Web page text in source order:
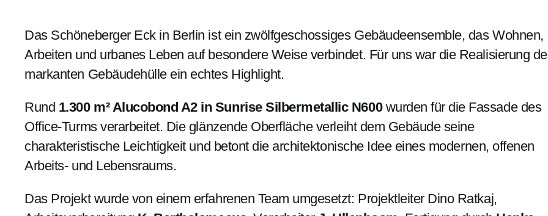
Das Schöneberger Eck in Berlin ist ein zwölfgeschossiges Gebäudeensemble, das Wohnen,
Arbeiten und urbanes Leben auf besondere Weise verbindet. Für uns war die Realisierung
markanten Gebäudehülle ein echtes Highlight.
Rund 1.300 m² Alucobond A2 in Sunrise Silbermetallic N600wurden für die Fassade des
Office-Turms verarbeitet. Die glänzende Oberfläche verleiht dem Gebäude seine
charakteristische Leichtigkeit und betont die architektonische Idee eines modernen, offenen
Arbeits- und Lebensraums.
Das Projekt wurde von einem erfahrenen Team umgesetzt: Projektleiter Dino Ratkaj,